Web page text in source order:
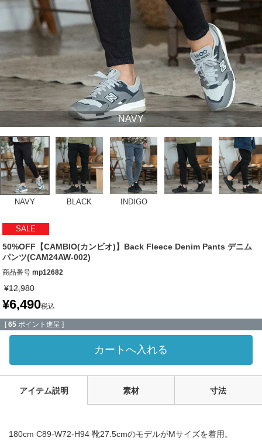
NAVY
NAVY BLACK INDIGO
SALE
50%OFF【CAMBIO(カンビオ)】Back Fleece Denim Pants デニム
パンツ(CAM24AW-002)
商品番号 mp12682
¥12,980
¥6,490税込
[ 65 ポイント進呈 ]
カートへ入れる
アイテム説明 素材 寸法
180cm C89-W72-H94 靴27.5cmのモデルがMサイズを着用。